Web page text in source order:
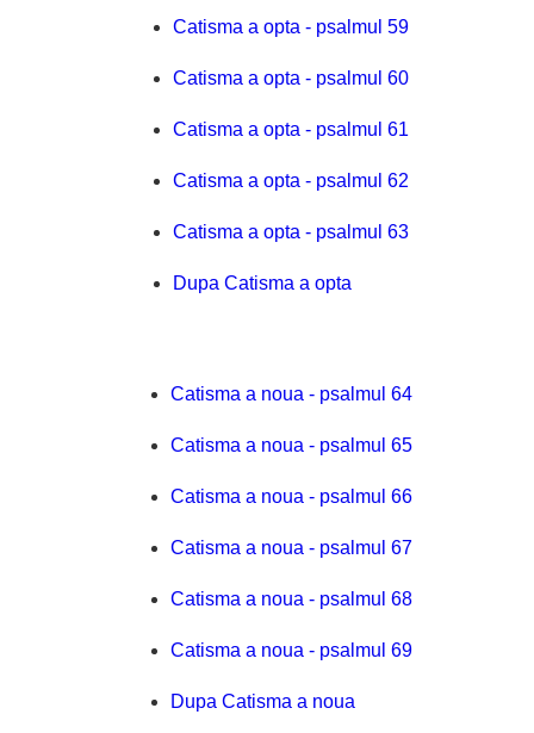
Catisma a opta - psalmul 59
Catisma a opta - psalmul 60
Catisma a opta - psalmul 61
Catisma a opta - psalmul 62
Catisma a opta - psalmul 63
Dupa Catisma a opta
Catisma a noua - psalmul 64
Catisma a noua - psalmul 65
Catisma a noua - psalmul 66
Catisma a noua - psalmul 67
Catisma a noua - psalmul 68
Catisma a noua - psalmul 69
Dupa Catisma a noua